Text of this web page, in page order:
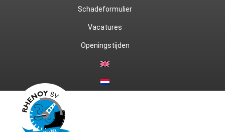
Schadeformulier
Vacatures
Openingstijden